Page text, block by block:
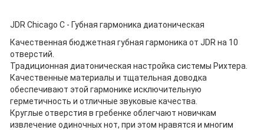
JDR Chicago C - Губная гармоника диатоническая
Качественная бюджетная губная гармоника от JDR на 10
отверстий.
Традиционная диатоническая настройка системы Рихтера.
Качественные материалы и тщательная доводка
обеспечивают этой гармонике исключительную
герметичность и отличные звуковые качества.
Круглые отверстия в гребенке облегчают новичкам
извлечение одиночных нот, при этом нравятся и многим